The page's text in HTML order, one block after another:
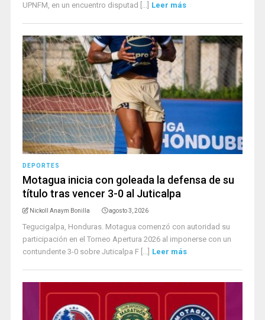
UPNFM, en un encuentro disputad [...] Leer más
DEPORTES
Motagua inicia con goleada la defensa de su
título tras vencer 3-0 al Juticalpa
Nickoll Anaym Bonilla agosto 3, 2026
Tegucigalpa, Honduras. Motagua comenzó con autoridad su
participación en el Torneo Apertura 2026 al imponerse con un
contundente 3-0 sobre Juticalpa F [...] Leer más